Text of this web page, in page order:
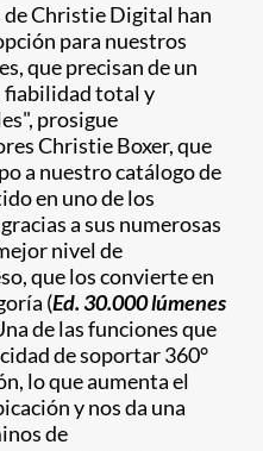
de Christie Digital han
para nuestros
que precisan de un
fiabilidad total y
prosigue
Christie Boxer, que
a nuestro catálogo de
en uno de los
a sus numerosas
nivel de
que los convierte en
(Ed. 30.000 lúmenes
de las funciones que
de soportar 360°
lo que aumenta el
y nos da una
de